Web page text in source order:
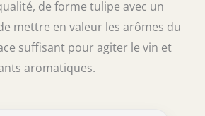
de forme tulipe avec un
mettre en valeur les arômes du
suffisant pour agiter le vin et
aromatiques.